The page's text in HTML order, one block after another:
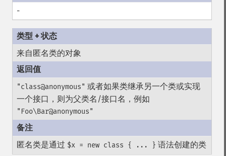
-
来自匿名类的对象
"class@anonymous" 或者如果类继承另一个类或实现
一个接口，则为父类名/接口名，例如
"Foo\Bar@anonymous"
匿名类是通过 $x = new class { ... } 语法创建的类